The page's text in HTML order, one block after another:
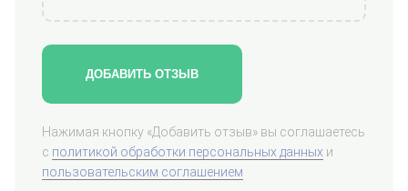
ДОБАВИТЬ ОТЗЫВ
Нажимая кнопку «Добавить отзыв» вы соглашаетесь
с политикой обработки персональных данных и
пользовательским соглашением